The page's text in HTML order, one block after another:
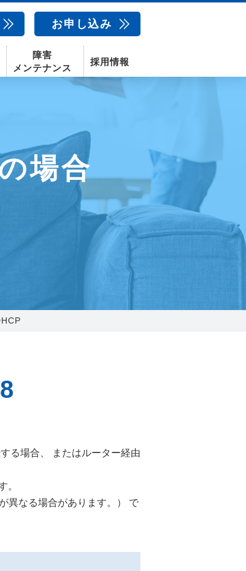
お申し込み
ビス AIカメラ
動画配信サービス
新潟センター
障害
メンテナンス
採用情報
新卒採用
場合
る場合、 またはルーター経由
。
異なる場合があります。） で